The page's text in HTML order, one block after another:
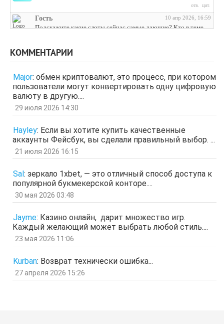
отв. цит.
Гость 10 апр 2026, 16:59
Подскажите какие слоты сейчас самые дающие? Кто в теме
Гость
отв. цит.
Гость 26 мар 2026, 01:35
мЛЙК
ащрд
отв. цит.
Гость
ыЩЧЭ
отв. цит.
Гость
ЗОл
отв. цит.
Гость 5 мар 2026, 12:20
оЭЬЧ
SPPS 2 мар 2026, 16:19
ау, есть кто живой здесь?)
Гость
КОММЕНТАРИИ
Major: обмен криптовалют, это процесс, при котором
пользователи могут конвертировать одну цифровую
валюту в другую....
29 июля 2026 14:30
Hayley: Если вы хотите купить качественные
аккаунты Фейсбук, вы сделали правильный выбор. ...
21 июля 2026 16:15
Sal: зеркало 1xbet, — это отличный способ доступа к
популярной букмекерской конторе....
30 мая 2026 03:48
Jayme: Казино онлайн, дарит множество игр.
Каждый желающий может выбрать любой стиль....
23 мая 2026 11:06
Kurban: Возврат технически ошибка...
27 апреля 2026 15:26